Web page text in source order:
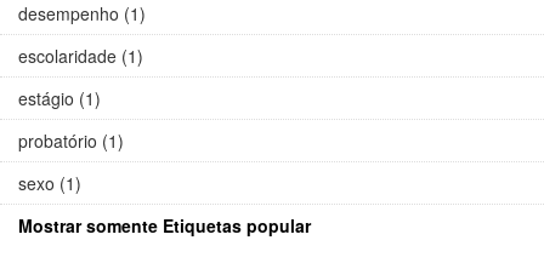
desempenho (1)
escolaridade (1)
estágio (1)
probatório (1)
sexo (1)
Mostrar somente Etiquetas popular